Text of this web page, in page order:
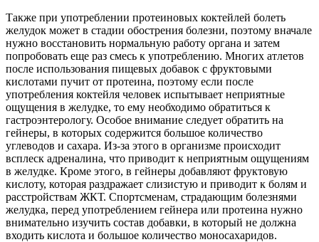
Также при употреблении протеиновых коктейлей болеть
желудок может в стадии обострения болезни, поэтому вначале
нужно восстановить нормальную работу органа и затем
попробовать еще раз смесь к употреблению. Многих атлетов
после использования пищевых добавок с фруктовыми
кислотами пучит от протеина, поэтому если после
употребления коктейля человек испытывает неприятные
ощущения в желудке, то ему необходимо обратиться к
гастроэнтерологу. Особое внимание следует обратить на
гейнеры, в которых содержится большое количество
углеводов и сахара. Из-за этого в организме происходит
всплеск адреналина, что приводит к неприятным ощущениям
в желудке. Кроме этого, в гейнеры добавляют фруктовую
кислоту, которая раздражает слизистую и приводит к болям и
расстройствам ЖКТ. Спортсменам, страдающим болезнями
желудка, перед употреблением гейнера или протеина нужно
внимательно изучить состав добавки, в который не должна
входить кислота и большое количество моносахаридов.